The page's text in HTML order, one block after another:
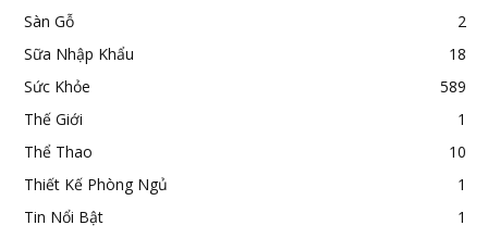
Sàn Gỗ
2
Sữa Nhập Khẩu
18
Sức Khỏe
589
Thế Giới
1
Thể Thao
10
Thiết Kế Phòng Ngủ
1
Tin Nổi Bật
1